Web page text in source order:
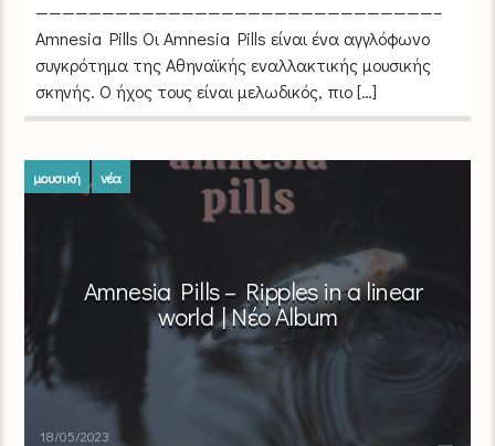
——————————————————————————————–
Amnesia Pills Οι Amnesia Pills είναι ένα αγγλόφωνο
συγκρότημα της Αθηναϊκής εναλλακτικής μουσικής
σκηνής. Ο ήχος τους είναι μελωδικός, πιο […]
μουσική νέα
Amnesia Pills – Ripples in a linear
world | Νέο Album
18/05/2023